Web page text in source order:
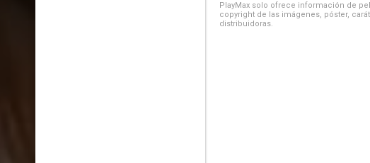
PlayMax solo ofrece información de
copyright de las imágenes, póster,
distribuidoras.